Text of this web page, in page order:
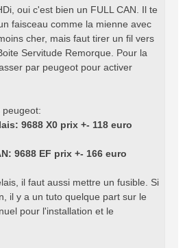
oui c'est bien un FULL CAN. Il te
faisceau comme la mienne avec
cher, mais faut tirer un fil vers
Servitude Remorque. Pour la
par peugeot pour activer
peugeot:
9688 X0 prix +- 118 euro
9688 EF prix +- 166 euro
il faut aussi mettre un fusible. Si
il y a un tuto quelque part sur le
pour l'installation et le